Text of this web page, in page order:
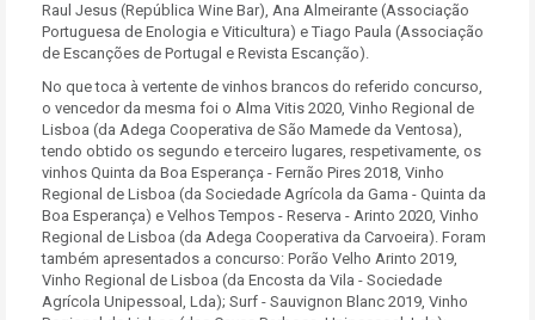
Raul Jesus (República Wine Bar), Ana Almeirante (Associação
Portuguesa de Enologia e Viticultura) e Tiago Paula (Associação
de Escanções de Portugal e Revista Escanção).
No que toca à vertente de vinhos brancos do referido concurso,
o vencedor da mesma foi o Alma Vitis 2020, Vinho Regional de
Lisboa (da Adega Cooperativa de São Mamede da Ventosa),
tendo obtido os segundo e terceiro lugares, respetivamente, os
vinhos Quinta da Boa Esperança - Fernão Pires 2018, Vinho
Regional de Lisboa (da Sociedade Agrícola da Gama - Quinta da
Boa Esperança) e Velhos Tempos - Reserva - Arinto 2020, Vinho
Regional de Lisboa (da Adega Cooperativa da Carvoeira). Foram
também apresentados a concurso: Porão Velho Arinto 2019,
Vinho Regional de Lisboa (da Encosta da Vila - Sociedade
Agrícola Unipessoal, Lda); Surf - Sauvignon Blanc 2019, Vinho